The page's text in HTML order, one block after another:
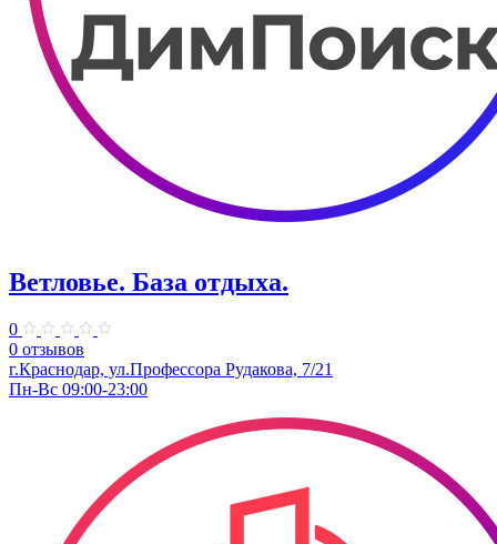
Ветловье. База отдыха.
0
0 отзывов
г.Краснодар, ул.Профессора Рудакова, 7/21
Пн-Вс 09:00-23:00